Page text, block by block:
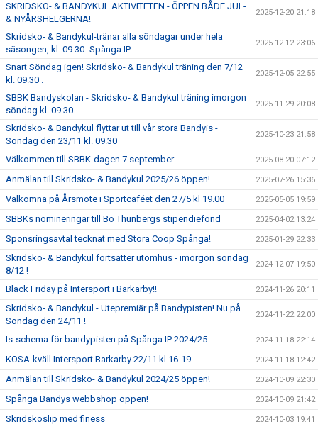
SKRIDSKO- & BANDYKUL AKTIVITETEN - ÖPPEN BÅDE JUL-
& NYÅRSHELGERNA!
2025-12-20 21:18
Skridsko- & Bandykul-tränar alla söndagar under hela
säsongen, kl. 09.30 -Spånga IP
2025-12-12 23:06
Snart Söndag igen! Skridsko- & Bandykul träning den 7/12
kl. 09.30 .
2025-12-05 22:55
SBBK Bandyskolan - Skridsko- & Bandykul träning imorgon
söndag kl. 09.30
2025-11-29 20:08
Skridsko- & Bandykul flyttar ut till vår stora Bandyis -
Söndag den 23/11 kl. 09.30
2025-10-23 21:58
Välkommen till SBBK-dagen 7 september 2025-08-20 07:12
Anmälan till Skridsko- & Bandykul 2025/26 öppen! 2025-07-26 15:36
Välkomna på Årsmöte i Sportcaféet den 27/5 kl 19.00 2025-05-05 19:59
SBBKs nomineringar till Bo Thunbergs stipendiefond 2025-04-02 13:24
Sponsringsavtal tecknat med Stora Coop Spånga! 2025-01-29 22:33
Skridsko- & Bandykul fortsätter utomhus - imorgon söndag
8/12 !
2024-12-07 19:50
Black Friday på Intersport i Barkarby!! 2024-11-26 20:11
Skridsko- & Bandykul - Utepremiär på Bandypisten! Nu på
Söndag den 24/11 !
2024-11-22 22:00
Is-schema för bandypisten på Spånga IP 2024/25 2024-11-18 22:14
KOSA-kväll Intersport Barkarby 22/11 kl 16-19 2024-11-18 12:42
Anmälan till Skridsko- & Bandykul 2024/25 öppen! 2024-10-09 22:30
Spånga Bandys webbshop öppen! 2024-10-09 21:42
Skridskoslip med finess 2024-10-03 19:41